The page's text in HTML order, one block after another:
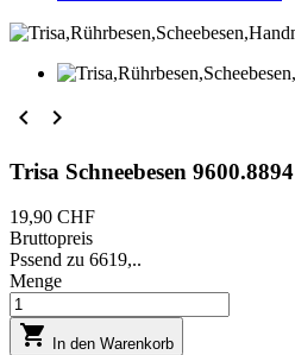
 
Trisa Schneebesen 9600.8894
19,90 CHF
Bruttopreis
Pssend zu 6619,..
Menge
 In den Warenkorb